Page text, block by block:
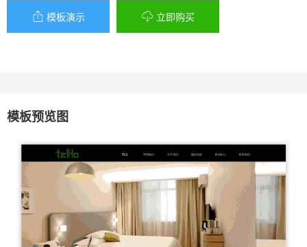
 模板演示  立即购买
模板预览图